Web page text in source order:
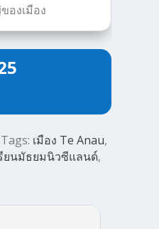
องเมือง
Tags: เมือง Te Anau,
ยนมัธยมนิวซีแลนด์,